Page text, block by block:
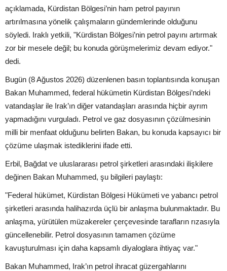
açıklamada, Kürdistan Bölgesi’nin ham petrol payının
artırılmasına yönelik çalışmaların gündemlerinde olduğunu
söyledi. Iraklı yetkili, "Kürdistan Bölgesi’nin petrol payını artırmak
zor bir mesele değil; bu konuda görüşmelerimiz devam ediyor."
dedi.
Bugün (8 Ağustos 2026) düzenlenen basın toplantısında konuşan
Bakan Muhammed, federal hükümetin Kürdistan Bölgesi’ndeki
vatandaşlar ile Irak’ın diğer vatandaşları arasında hiçbir ayrım
yapmadığını vurguladı. Petrol ve gaz dosyasının çözülmesinin
milli bir menfaat olduğunu belirten Bakan, bu konuda kapsayıcı bir
çözüme ulaşmak istediklerini ifade etti.
Erbil, Bağdat ve uluslararası petrol şirketleri arasındaki ilişkilere
değinen Bakan Muhammed, şu bilgileri paylaştı:
"Federal hükümet, Kürdistan Bölgesi Hükümeti ve yabancı petrol
şirketleri arasında halihazırda üçlü bir anlaşma bulunmaktadır. Bu
anlaşma, yürütülen müzakereler çerçevesinde tarafların rızasıyla
güncellenebilir. Petrol dosyasının tamamen çözüme
kavuşturulması için daha kapsamlı diyaloglara ihtiyaç var."
Bakan Muhammed, Irak’ın petrol ihracat güzergahlarını